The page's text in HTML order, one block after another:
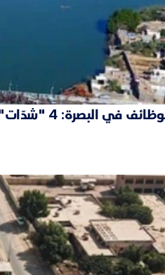
ثمن التعيين بصفة حارس